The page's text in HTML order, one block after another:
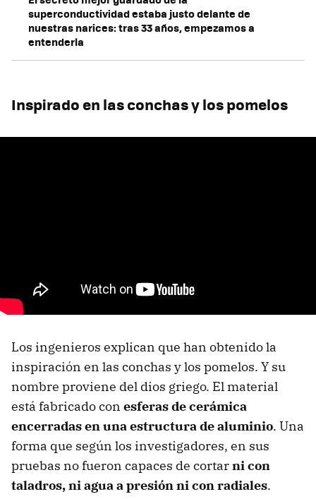
superconductividad estaba justo delante de
nuestras narices: tras 33 años, empezamos a
entenderla
Inspirado en las conchas y los pomelos
Los ingenieros explican que han obtenido la
inspiración en las conchas y los pomelos. Y su
nombre proviene del dios griego. El material
está fabricado con esferas de cerámica
encerradas en una estructura de aluminio. Una
forma que según los investigadores, en sus
pruebas no fueron capaces de cortarni con
taladros, ni agua a presión ni con radiales.